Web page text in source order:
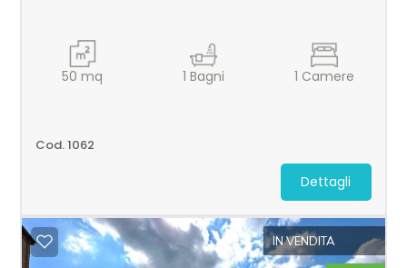
50 mq 1 Bagni 1 Camere
Cod. 1062
Dettagli
IN VENDITA